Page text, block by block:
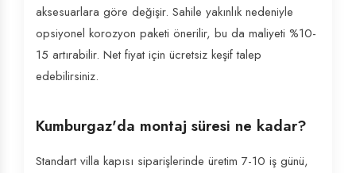
aksesuarlara göre değişir. Sahile yakınlık nedeniyle
opsiyonel korozyon paketi önerilir, bu da maliyeti %10-
15 artırabilir. Net fiyat için ücretsiz keşif talep
edebilirsiniz.
Kumburgaz'da montaj süresi ne kadar?
Standart villa kapısı siparişlerinde üretim 7-10 iş günü,